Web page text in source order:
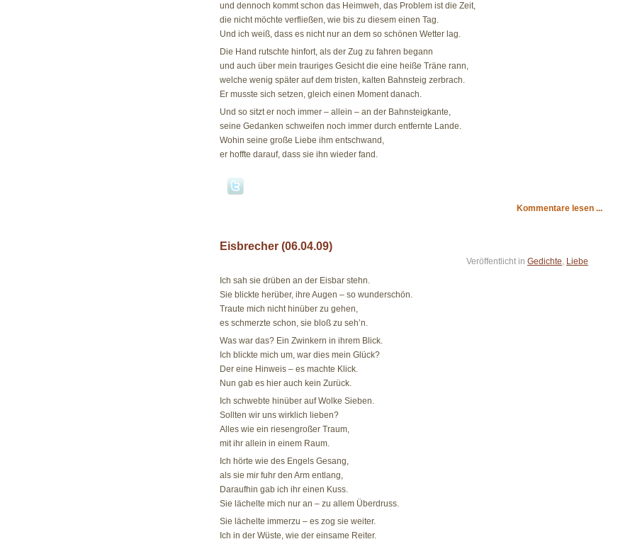
und dennoch kommt schon das Heimweh, das Problem ist die Zeit,
die nicht möchte verfließen, wie bis zu diesem einen Tag.
Und ich weiß, dass es nicht nur an dem so schönen Wetter lag.
Die Hand rutschte hinfort, als der Zug zu fahren begann
und auch über mein trauriges Gesicht die eine heiße Träne rann,
welche wenig später auf dem tristen, kalten Bahnsteig zerbrach.
Er musste sich setzen, gleich einen Moment danach.
Und so sitzt er noch immer – allein – an der Bahnsteigkante,
seine Gedanken schweifen noch immer durch entfernte Lande.
Wohin seine große Liebe ihm entschwand,
er hoffte darauf, dass sie ihn wieder fand.
Kommentare lesen ...
Eisbrecher (06.04.09)
Veröffentlicht in Gedichte, Liebe
Ich sah sie drüben an der Eisbar stehn.
Sie blickte herüber, ihre Augen – so wunderschön.
Traute mich nicht hinüber zu gehen,
es schmerzte schon, sie bloß zu seh’n.
Was war das? Ein Zwinkern in ihrem Blick.
Ich blickte mich um, war dies mein Glück?
Der eine Hinweis – es machte Klick.
Nun gab es hier auch kein Zurück.
Ich schwebte hinüber auf Wolke Sieben.
Sollten wir uns wirklich lieben?
Alles wie ein riesengroßer Traum,
mit ihr allein in einem Raum.
Ich hörte wie des Engels Gesang,
als sie mir fuhr den Arm entlang,
Daraufhin gab ich ihr einen Kuss.
Sie lächelte mich nur an – zu allem Überdruss.
Sie lächelte immerzu – es zog sie weiter.
Ich in der Wüste, wie der einsame Reiter.